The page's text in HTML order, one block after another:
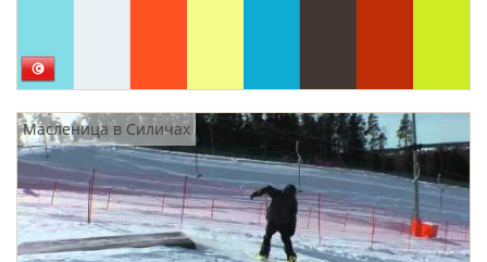
Масленица в Силичах